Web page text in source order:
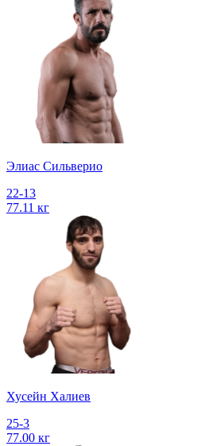
Элиас Сильверио
22-13
77.11 кг
Хусейн Халиев
25-3
77.00 кг